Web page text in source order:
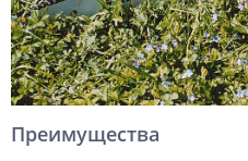
Преимущества